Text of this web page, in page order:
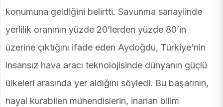
konumuna geldiğini belirtti. Savunma sanayiinde
yerlilik oranının yüzde 20’lerden yüzde 80’in
üzerine çıktığını ifade eden Aydoğdu, Türkiye’nin
insansız hava aracı teknolojisinde dünyanın güçlü
ülkeleri arasında yer aldığını söyledi. Bu başarının,
hayal kurabilen mühendislerin, inanan bilim